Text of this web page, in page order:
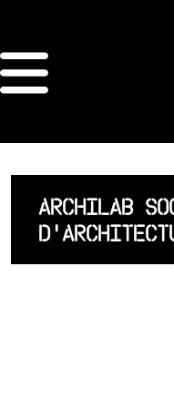
ORDRE DES
ACCUEIL
LISTE
ARCHILAB